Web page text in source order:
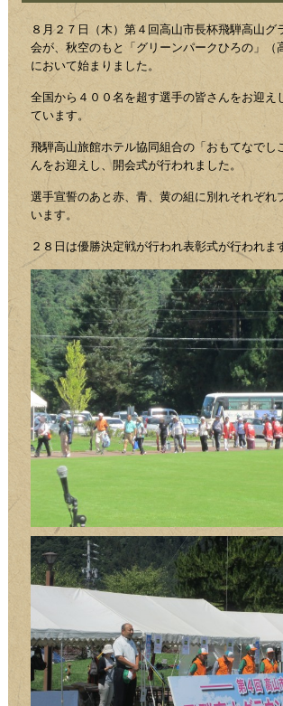
８月２７日（木）第４回高山市長杯飛騨高山グ
会が、秋空のもと「グリーンパークひろの」（
において始まりました。
全国から４００名を超す選手の皆さんをお迎え
ています。
飛騨高山旅館ホテル協同組合の「おもてなでし
んをお迎えし、開会式が行われました。
選手宣誓のあと赤、青、黄の組に別れそれぞれ
います。
２８日は優勝決定戦が行われ表彰式が行われま